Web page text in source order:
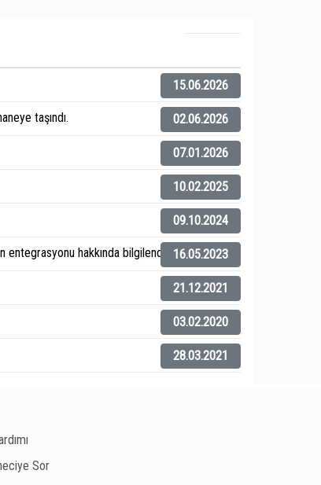
15.06.2026
taşındı. 02.06.2026
07.01.2026
10.02.2025
09.10.2024
hakkında bilgilendirme).16.05.2023
21.12.2021
03.02.2020
28.03.2021
Sor